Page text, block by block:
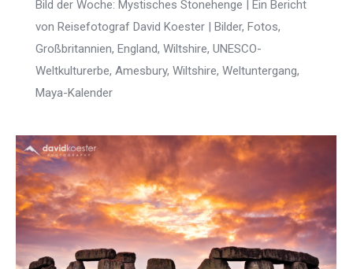
Bild der Woche: Mystisches Stonehenge | Ein Bericht
von Reisefotograf David Koester | Bilder, Fotos,
Großbritannien, England, Wiltshire, UNESCO-
Weltkulturerbe, Amesbury, Wiltshire, Weltuntergang,
Maya-Kalender